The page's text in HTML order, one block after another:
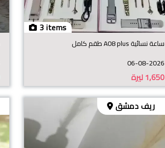
3 items
ساعة نسائية A08 plus طقم كامل
06-08-2026
ليرة1,650
ريف دمشق